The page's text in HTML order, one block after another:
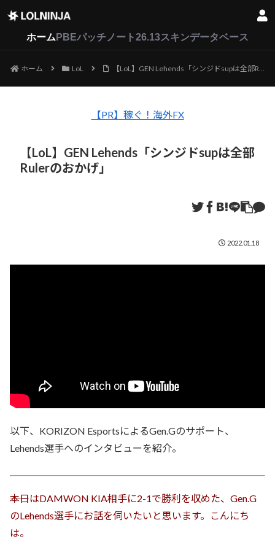
ホーム PBEパッチノート26.13スキンデータベース
ホーム LoL 【LoL】GEN Lehends「シンジドsupは全部Rulerのおかげ」
【PR】稼ぐ！海外FX
【LoL】GEN Lehends「シンジドsupは全部
Rulerのおかげ」
2022.01.18
以下、KORIZON EsportsによるGen.Gのサポート、
Lehends選手へのインタビューを紹介。
――本日はDAMWON KIA相手に2-1で勝利を収めた、Gen.G
のLehends選手にお話を伺いたいと思います。こんにち
は。